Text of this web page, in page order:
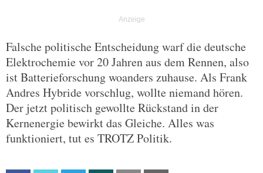
Falsche politische Entscheidung warf die deutsche
Elektrochemie vor 20 Jahren aus dem Rennen, also
ist Batterieforschung woanders zuhause. Als Frank
Andres Hybride vorschlug, wollte niemand hören.
Der jetzt politisch gewollte Rückstand in der
Kernenergie bewirkt das Gleiche. Alles was
funktioniert, tut es TROTZ Politik.